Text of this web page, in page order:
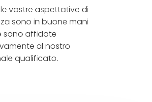
vostre aspettative di
sono in buone mani
sono affidate
al nostro
qualificato.